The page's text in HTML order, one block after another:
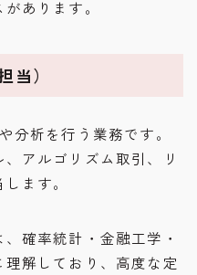
あります。
当）
分析を行う業務です。
アルゴリズム取引、リ
ます。
確率統計・金融工学・
解しており、高度な定